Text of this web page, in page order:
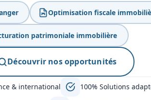
Optimisation fiscale
patrimoniale immobilière
Découvrir nos opportunités
& international 100% Solutions